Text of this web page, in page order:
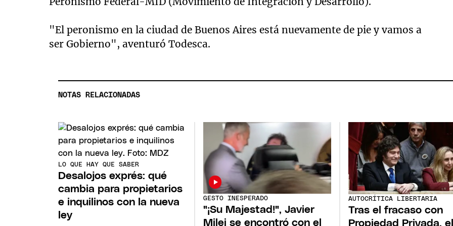
"El peronismo en la ciudad de Buenos Aires está nuevamente de pie y vamos a
ser Gobierno", aventuró Todesca.
NOTAS RELACIONADAS
LO QUE HAY QUE SABER
Desalojos exprés: qué
cambia para propietarios
e inquilinos con la nueva
ley
GESTO INESPERADO
"¡Su Majestad!", Javier
Milei se encontró con el
AUTOCRÍTICA LIBERTARIA
Tras el fracaso con
Propiedad Privada, el